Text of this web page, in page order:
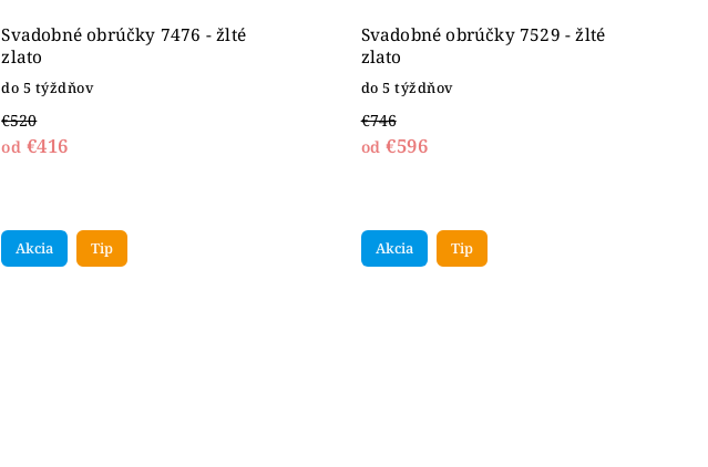
Svadobné obrúčky 7476 - žlté
zlato
do 5 týždňov
€520
od €416
Svadobné obrúčky 7529 - žlté
zlato
do 5 týždňov
€746
od €596
Akcia Tip Akcia Tip